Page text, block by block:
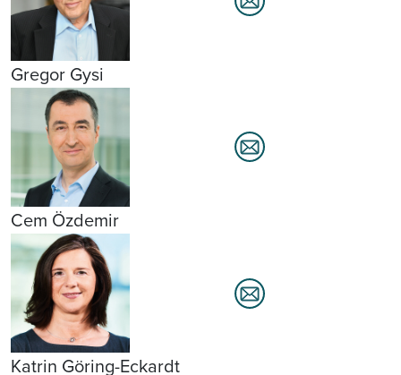
Gregor Gysi
Cem Özdemir
Katrin Göring-Eckardt